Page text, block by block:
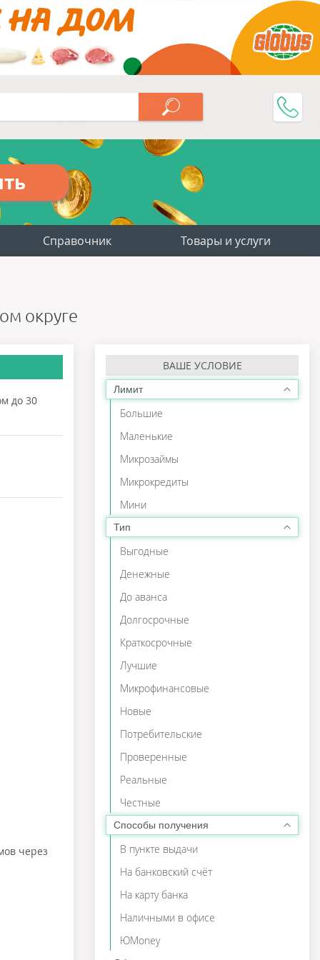
Справочник Товары и услуги
округе
до 30
через
ВАШЕ УСЛОВИЕ
Лимит
Большие
Маленькие
Микрозаймы
Микрокредиты
Мини
Тип
Выгодные
Денежные
До аванса
Долгосрочные
Краткосрочные
Лучшие
Микрофинансовые
Новые
Потребительские
Проверенные
Реальные
Честные
Способы получения
В пункте выдачи
На банковский счёт
На карту банка
Наличными в офисе
ЮMoney